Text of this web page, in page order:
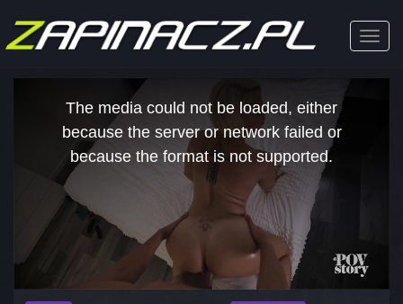
Toggle
The media could not be loaded, either
because the server or network failed or
because the format is not supported.